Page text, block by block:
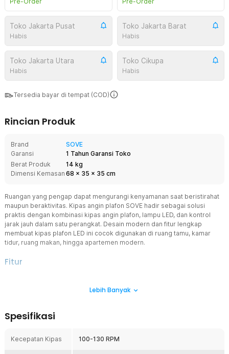
Toko Jakarta Pusat
Habis
Toko Jakarta Barat
Habis
Toko Jakarta Utara
Habis
Toko Cikupa
Habis
Tersedia bayar di tempat (COD)
Rincian Produk
Brand
SOVE
Garansi
1 Tahun Garansi Toko
Berat Produk
14 kg
Dimensi Kemasan 68 x 35 x 35 cm
Ruangan yang pengap dapat mengurangi kenyamanan saat beristirahat
maupun beraktivitas. Kipas angin plafon SOVE hadir sebagai solusi
praktis dengan kombinasi kipas angin plafon, lampu LED, dan kontrol
jarak jauh dalam satu perangkat. Desain modern dan fitur lengkap
membuat kipas plafon LED ini cocok digunakan di ruang tamu, kamar
tidur, ruang makan, hingga apartemen modern.
Fitur
Kipas angin plafon ini memiliki 6 tingkat kecepatan yang dapat
aktivitas sehari-hari, sedangkan level 5–6 memberikan aliran udara
fleksibel, kipas angin plafon mampu menjaga kenyamanan
sepanjang hari.
Lebih Banyak
Spesifikasi
Kecepatan Kipas 100-130 RPM